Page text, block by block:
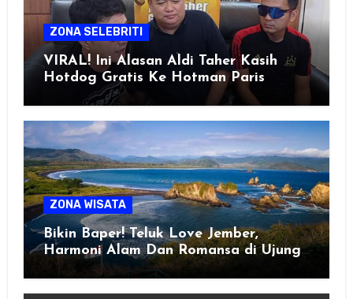
ZONA SELEBRITI
VIRAL! Ini Alasan Aldi Taher Kasih
Hotdog Gratis Ke Hotman Paris
ZONA WISATA
Bikin Baper! Teluk Love Jember,
Harmoni Alam Dan Romansa di Ujung
Selatan Jawa